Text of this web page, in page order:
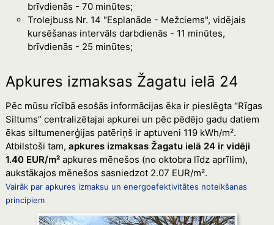
brīvdienās - 70 minūtes;
Trolejbuss Nr. 14 "Esplanāde - Mežciems", vidējais
kursēšanas intervāls darbdienās - 11 minūtes,
brīvdienās - 25 minūtes;
Apkures izmaksas Žagatu ielā 24
Pēc mūsu rīcībā esošās informācijas ēka ir pieslēgta “Rīgas
Siltums” centralizētajai apkurei un pēc pēdējo gadu datiem
ēkas siltumenerģijas patēriņš ir aptuveni 119 kWh/m².
Atbilstoši tam, apkures izmaksas Žagatu ielā 24 ir vidēji
1.40 EUR/m²apkures mēnešos (no oktobra līdz aprīlim),
aukstākajos mēnešos sasniedzot 2.07 EUR/m².
Vairāk par apkures izmaksu un energoefektivitātes noteikšanas
principiem